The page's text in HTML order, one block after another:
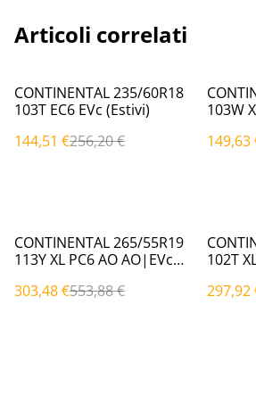
Articoli correlati
%
CONTINENTAL 235/60R18
103T EC6 EVc (Estivi)
144,51 €256,20 €
%
103W
149,63
%
CONTINENTAL 265/55R19
113Y XL PC6 AO AO|EVc
303,48 €553,88 €
%
102T
297,92